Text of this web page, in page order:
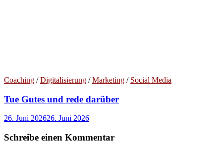
Coaching /Digitalisierung /Marketing / Social Media
Tue Gutes und rede darüber
26. Juni 202626. Juni 2026
Schreibe einen Kommentar